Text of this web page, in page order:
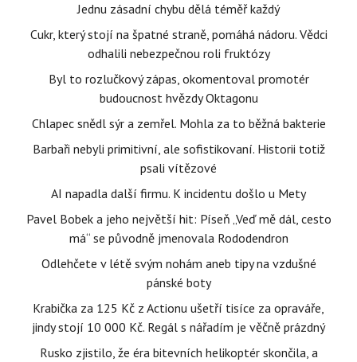
Jednu zásadní chybu dělá téměř každý
Cukr, který stojí na špatné straně, pomáhá nádoru. Vědci
odhalili nebezpečnou roli fruktózy
Byl to rozlučkový zápas, okomentoval promotér
budoucnost hvězdy Oktagonu
Chlapec snědl sýr a zemřel. Mohla za to běžná bakterie
Barbaři nebyli primitivní, ale sofistikovaní. Historii totiž
psali vítězové
AI napadla další firmu. K incidentu došlo u Mety
Pavel Bobek a jeho největší hit: Píseň „Veď mě dál, cesto
má“ se původně jmenovala Rododendron
Odlehčete v létě svým nohám aneb tipy na vzdušné
pánské boty
Krabička za 125 Kč z Actionu ušetří tisíce za opraváře,
jindy stojí 10 000 Kč. Regál s nářadím je věčně prázdný
Rusko zjistilo, že éra bitevních helikoptér skončila, a